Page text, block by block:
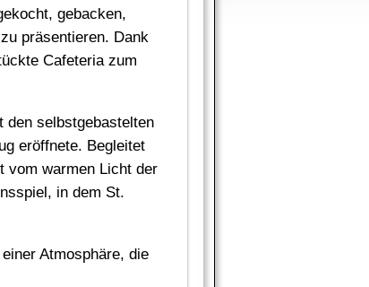
gebacken,
präsentieren. Dank
Cafeteria zum
den selbstgebastelten
eröffnete. Begleitet
vom warmen Licht der
in dem St.
Atmosphäre, die